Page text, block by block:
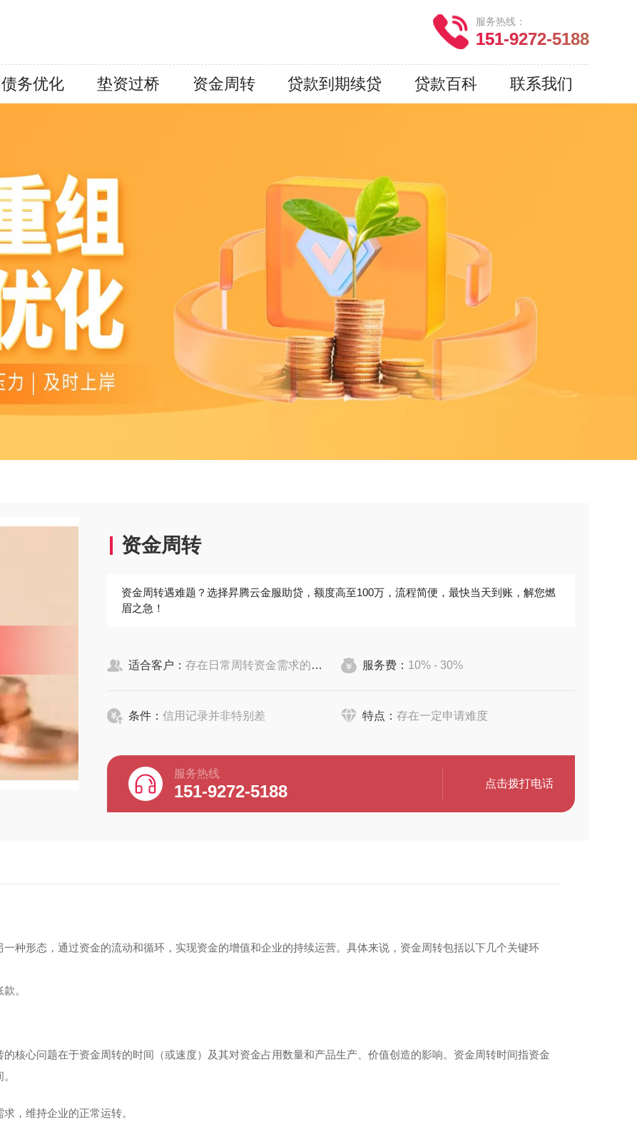
服务热线：
151-9272-5188
债务优化 垫资过桥 资金周转 贷款到期续贷 贷款百科 联系我们
资金周转
资金周转遇难题？选择昇腾云金服助贷，额度高至100万，流程简便，最快当天到账，解您燃
眉之急！
适合客户： 存在日常周转资金需求的企事业法人及其他群体 服务费： 10% - 30%
条件： 信用记录并非特别差 特点： 存在一定申请难度
服务热线
151-9272-5188 点击拨打电话
种形态，通过资金的流动和循环，实现资金的增值和企业的持续运营。具体来说，资金周转包括以下几个关键环
。
核心问题在于资金周转的时间（或速度）及其对资金占用数量和产品生产、价值创造的影响。资金周转时间指资金
，维持企业的正常运转‌。